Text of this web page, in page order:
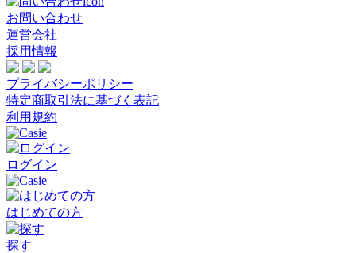
お問い合わせ
運営会社
採用情報
プライバシーポリシー
特定商取引法に基づく表記
利用規約
ログイン
はじめての方
探す